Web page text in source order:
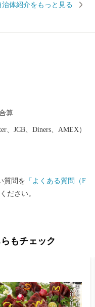
あふれる風景が今も残り
取り揃えており、 なかで
治体紹介をもっと見る
算
、JCB、Diners、AMEX）
質問を 「よくある質問（F
ださい。
もチェック